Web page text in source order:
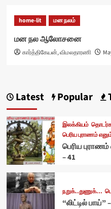
home-lit மன நலம்
மன நல ஆலோசனை
கார்த்திகேயன், விமலதாரணி
Latest Popular
இலக்கியம்
பெரிய புராணம்
பெரிய புராணம்
– 41
நறுக்..துணுக்...
“லிட்டில் பாய்”